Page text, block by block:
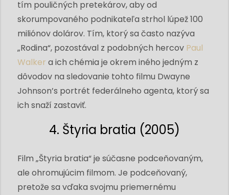
tím pouličných pretekárov, aby od
skorumpovaného podnikateľa strhol lúpež 100
miliónov dolárov. Tím, ktorý sa často nazýva
„Rodina“, pozostával z podobných hercov Paul
Walker a ich chémia je okrem iného jedným z
dôvodov na sledovanie tohto filmu Dwayne
Johnson’s portrét federálneho agenta, ktorý sa
ich snaží zastaviť.
4. Štyria bratia (2005)
Film „Štyria bratia“ je súčasne podceňovaným,
ale ohromujúcim filmom. Je podceňovaný,
pretože sa vďaka svojmu priemernému